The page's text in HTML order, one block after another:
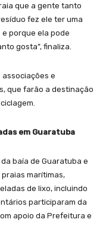
que a gente tanto
fez ele ter uma
porque ela pode
gosta”, finaliza.
e
que farão a destinação
em Guaratuba
baía de Guaratuba e
marítimas,
de lixo, incluindo
participaram da
apoio da Prefeitura e